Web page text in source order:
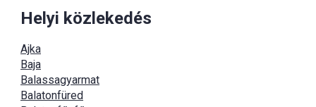
Helyi közlekedés
Ajka
Baja
Balassagyarmat
Balatonfüred